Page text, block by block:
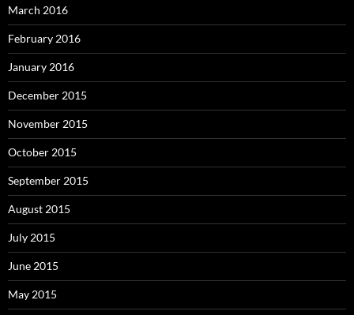
March 2016
February 2016
January 2016
December 2015
November 2015
October 2015
September 2015
August 2015
July 2015
June 2015
May 2015